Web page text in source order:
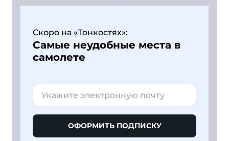
Скоро на «Тонкостях»:
Самые неудобные места в
самолете
ОФОРМИТЬ ПОДПИСКУ